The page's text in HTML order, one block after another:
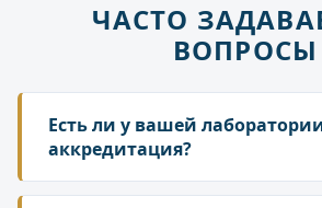
ЧАСТО
ВОПРОСЫ
Есть ли у вашей
аккредитация?
Да. ГК «Лаборатория»